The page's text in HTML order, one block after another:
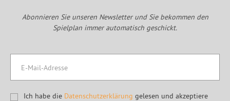
Abonnieren Sie unseren Newsletter und Sie bekommen den
Spielplan immer automatisch geschickt.
Ich habe die Datenschutzerklärung gelesen und akzeptiere